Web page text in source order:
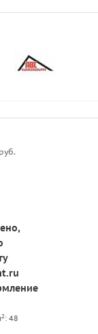
руб.
2 : 48